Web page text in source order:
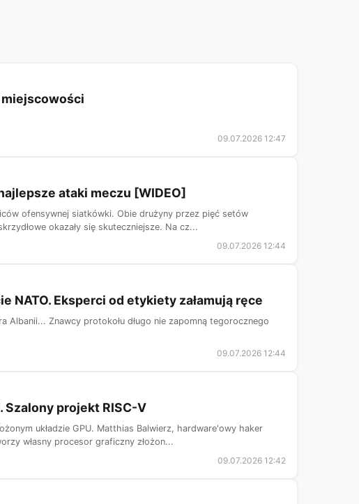
miejscowości
09.07.2026 12:47
ataki meczu [WIDEO]
ofensywnej siatkówki. Obie drużyny przez pięć setów
okazały się skuteczniejsze. Na cz...
09.07.2026 12:44
NATO. Eksperci od etykiety załamują ręce
Albanii... Znawcy protokołu długo nie zapomną tegorocznego
09.07.2026 12:44
Szalony projekt RISC-V
układzie GPU. Matthias Balwierz, hardware'owy haker
własny procesor graficzny złożon...
09.07.2026 12:42